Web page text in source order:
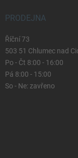
PRODEJNA
Říční 73
503 51 Chlumec nad
Po - Čt 8:00 - 16:00
Pá 8:00 - 15:00
So - Ne: zavřeno